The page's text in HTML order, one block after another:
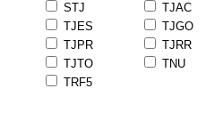
STJ TJAC
TJES TJGO
TJPR TJRR
TJTO TNU
TRF5